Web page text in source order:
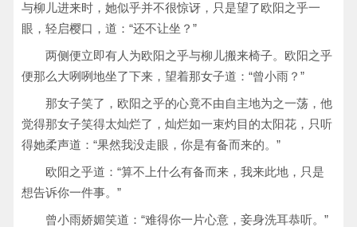
与柳儿进来时，她似乎并不很惊讶，只是望了欧阳之乎一
眼，轻启樱口，道：“还不让坐？”
两侧便立即有人为欧阳之乎与柳儿搬来椅子。欧阳之乎
便那么大咧咧地坐了下来，望着那女子道：“曾小雨？”
那女子笑了，欧阳之乎的心竟不由自主地为之一荡，他
觉得那女子笑得太灿烂了，灿烂如一束灼目的太阳花，只听
得她柔声道：“果然我没走眼，你是有备而来的。”
欧阳之乎道：“算不上什么有备而来，我来此地，只是
想告诉你一件事。”
曾小雨娇媚笑道：“难得你一片心意，妾身洗耳恭听。”